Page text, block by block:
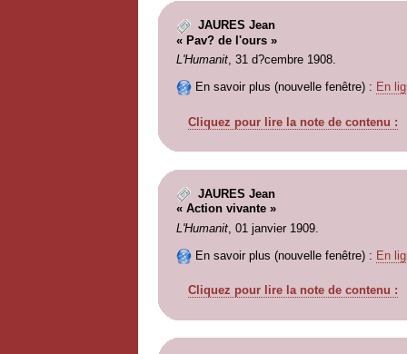
JAURES Jean
« Pav? de l'ours »
L'Humanit, 31 d?cembre 1908.
En savoir plus (nouvelle fenêtre) : En
Cliquez pour lire la note de contenu :
JAURES Jean
« Action vivante »
L'Humanit, 01 janvier 1909.
En savoir plus (nouvelle fenêtre) : En
Cliquez pour lire la note de contenu :